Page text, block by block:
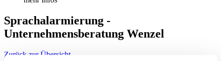
Sprachalarmierung -
Unternehmensberatung Wenzel
Zurück zur Übersicht